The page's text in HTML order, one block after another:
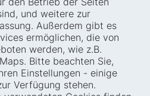
und weitere zur
Außerdem gibt es
ermöglichen, die von
werden, wie z.B.
Bitte beachten Sie,
Einstellungen - einige
Verfügung stehen.
Blog
Presse
Termine
Barrierefreiheit
Transparenz
Glossar